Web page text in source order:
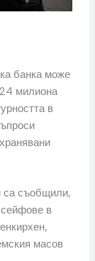
банка може
милиона
в
са съобщили,
в
масов